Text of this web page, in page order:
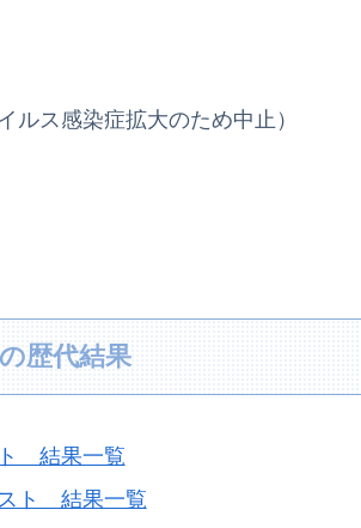
ルス感染症拡大のため中止）
歴代結果
結果一覧
ト 結果一覧